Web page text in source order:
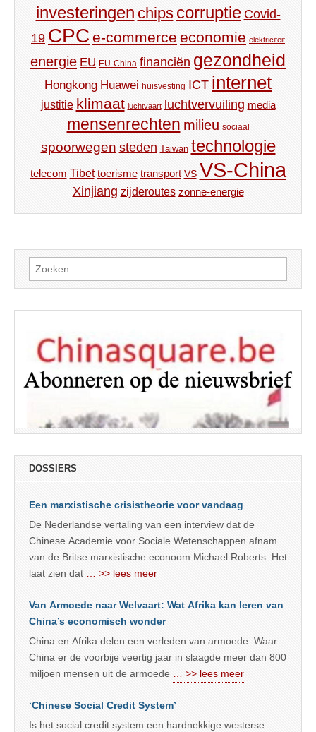
investeringen chips corruptie Covid-
19 CPC e-commerce economie elektriciteit
energie EU EU-China financiën gezondheid
Hongkong Huawei huisvesting ICT internet
justitie klimaat luchtvaart luchtvervuiling media
mensenrechten milieu sociaal
spoorwegen steden Taiwan technologie
telecom Tibet toerisme transport VS VS-China
Xinjiang zijderoutes zonne-energie
Zoeken
naar:
DOSSIERS
Een marxistische crisistheorie voor vandaag
De Nederlandse vertaling van een interview dat de
Chinese Academie voor Sociale Wetenschappen afnam
van de Britse marxistische econoom Michael Roberts. Het
laat zien dat … >> lees meer
Van Armoede naar Welvaart: Wat Afrika kan leren van
China’s economisch wonder
China en Afrika delen een verleden van armoede. Waar
China er de voorbije veertig jaar in slaagde meer dan 800
miljoen mensen uit de armoede … >> lees meer
‘Chinese Social Credit System’
Is het social credit system een hardnekkige westerse